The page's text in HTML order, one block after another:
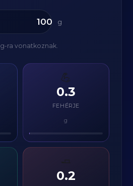
g
g-ra vonatkoznak.
💪
0.3
FEHÉRJE
g
0.2